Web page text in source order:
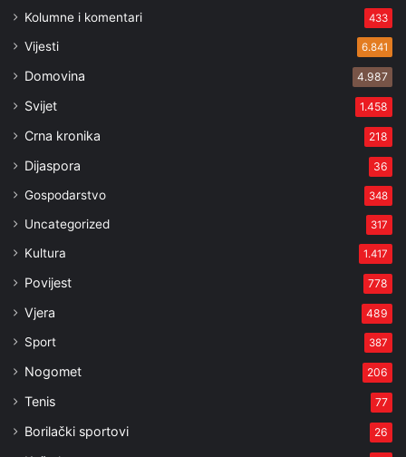
Kolumne i komentari 433
Vijesti 6.841
Domovina 4.987
Svijet 1.458
Crna kronika 218
Dijaspora 36
Gospodarstvo 348
Uncategorized 317
Kultura 1.417
Povijest 778
Vjera 489
Sport 387
Nogomet 206
Tenis 77
Borilački sportovi 26